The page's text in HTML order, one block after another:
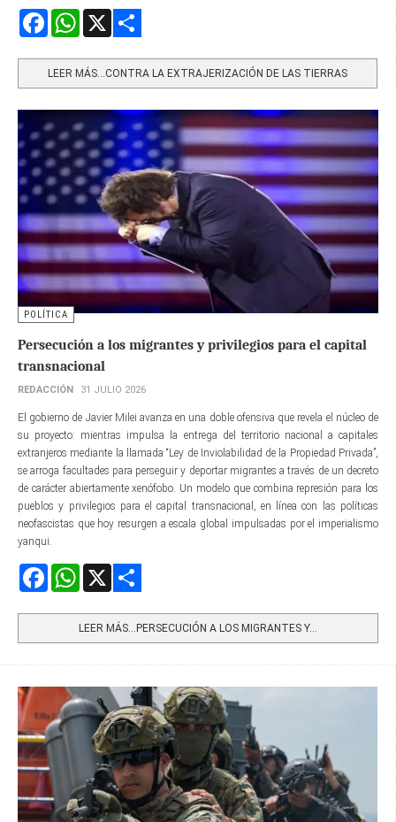
FacebookWhatsApp
LEER MÁS…CONTRA LA EXTRAJERIZACIÓN DE LAS TIERRAS
POLÍTICA
Persecución a los migrantes y privilegios para el capital
transnacional
REDACCIÓN 31 JULIO 2026
El gobierno de Javier Milei avanza en una doble ofensiva que revela el núcleo de
su proyecto: mientras impulsa la entrega del territorio nacional a capitales
extranjeros mediante la llamada “Ley de Inviolabilidad de la Propiedad Privada”,
se arroga facultades para perseguir y deportar migrantes a través de un decreto
de carácter abiertamente xenófobo. Un modelo que combina represión para los
pueblos y privilegios para el capital transnacional, en línea con las políticas
neofascistas que hoy resurgen a escala global impulsadas por el imperialismo
yanqui.
FacebookWhatsApp
LEER MÁS…PERSECUCIÓN A LOS MIGRANTES Y...